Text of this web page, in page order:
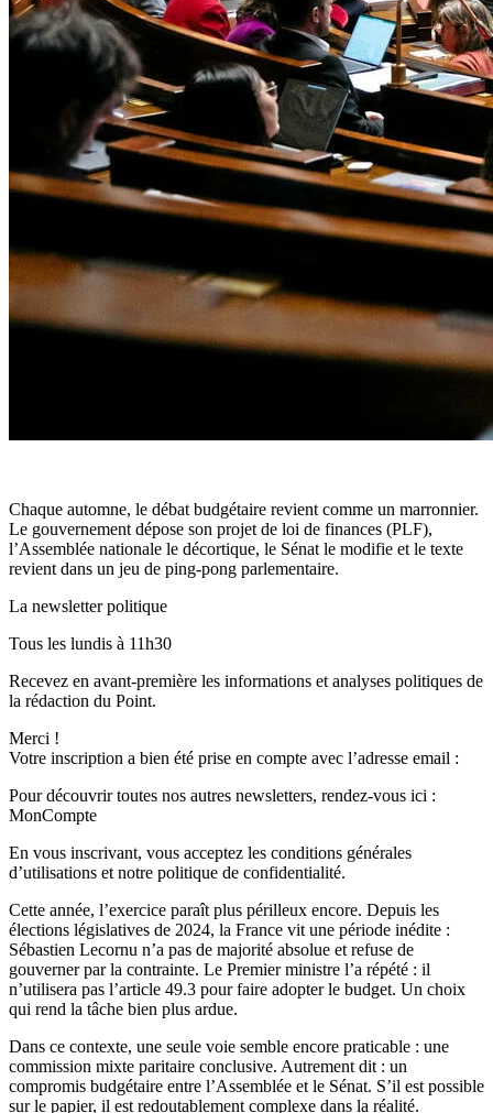
Chaque automne, le débat budgétaire revient comme un marronnier.
Le gouvernement dépose son projet de loi de finances (PLF),
l’Assemblée nationale le décortique, le Sénat le modifie et le texte
revient dans un jeu de ping-pong parlementaire.
La newsletter politique
Tous les lundis à 11h30
Recevez en avant-première les informations et analyses politiques de
la rédaction du Point.
Merci !
Votre inscription a bien été prise en compte avec l’adresse email :
Pour découvrir toutes nos autres newsletters, rendez-vous ici :
MonCompte
En vous inscrivant, vous acceptez les conditions générales
d’utilisations et notre politique de confidentialité.
Cette année, l’exercice paraît plus périlleux encore. Depuis les
élections législatives de 2024, la France vit une période inédite :
Sébastien Lecornu n’a pas de majorité absolue et refuse de
gouverner par la contrainte. Le Premier ministre l’a répété : il
n’utilisera pas l’article 49.3 pour faire adopter le budget. Un choix
qui rend la tâche bien plus ardue.
Dans ce contexte, une seule voie semble encore praticable : une
commission mixte paritaire conclusive. Autrement dit : un
compromis budgétaire entre l’Assemblée et le Sénat. S’il est possible
sur le papier, il est redoutablement complexe dans la réalité.